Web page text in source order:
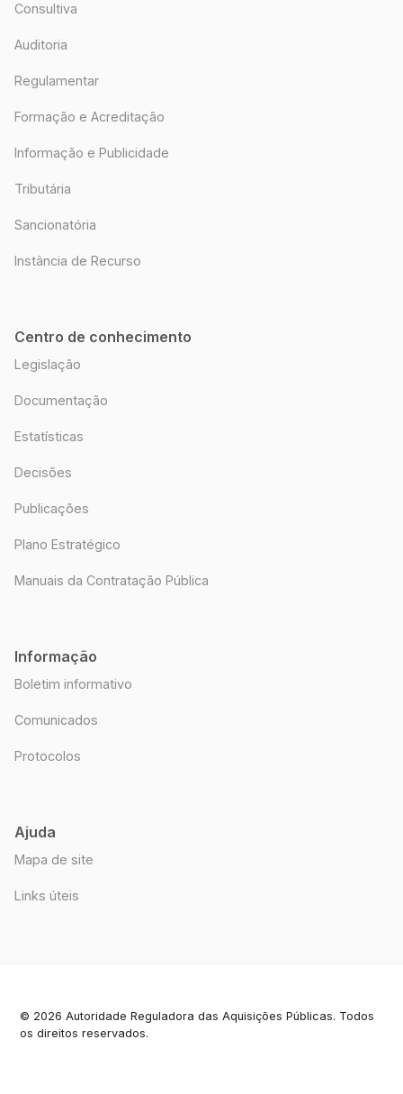
Consultiva
Auditoria
Regulamentar
Formação e Acreditação
Informação e Publicidade
Tributária
Sancionatória
Instância de Recurso
Centro de conhecimento
Legislação
Documentação
Estatísticas
Decisões
Publicações
Plano Estratégico
Manuais da Contratação Pública
Informação
Boletim informativo
Comunicados
Protocolos
Ajuda
Mapa de site
Links úteis
© 2026 Autoridade Reguladora das Aquisições Públicas. Todos
os direitos reservados.